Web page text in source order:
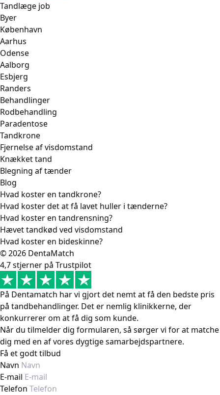
Tandlæge job
Byer
København
Aarhus
Odense
Aalborg
Esbjerg
Randers
Behandlinger
Rodbehandling
Paradentose
Tandkrone
Fjernelse af visdomstand
Knækket tand
Blegning af tænder
Blog
Hvad koster en tandkrone?
Hvad koster det at få lavet huller i tænderne?
Hvad koster en tandrensning?
Hævet tandkød ved visdomstand
Hvad koster en bideskinne?
© 2026 DentaMatch
4,7 stjerner på Trustpilot
På Dentamatch har vi gjort det nemt at få den bedste pris
på tandbehandlinger. Det er nemlig klinikkerne, der
konkurrerer om at få dig som kunde.
Når du tilmelder dig formularen, så sørger vi for at matche
dig med en af vores dygtige samarbejdspartnere.
Få et godt tilbud
Navn
E-mail
Telefon